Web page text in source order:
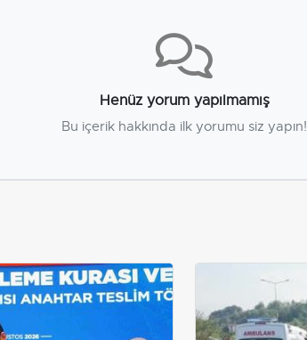
Henüz yorum yapılmamış
Bu içerik hakkında ilk yorumu siz yapın!